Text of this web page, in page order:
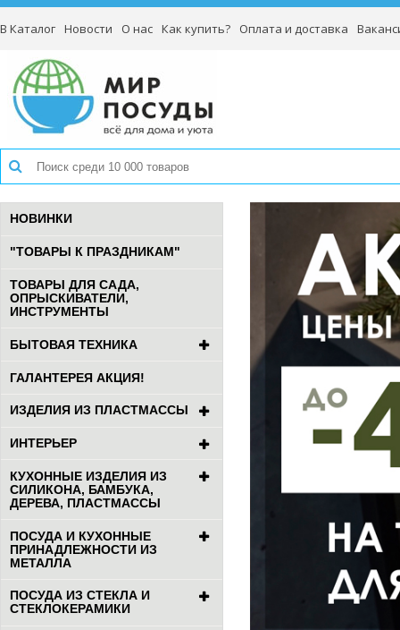
В Каталог Новости О нас Как купить? Оплата и доставка
НОВИНКИ
"ТОВАРЫ К ПРАЗДНИКАМ"
ТОВАРЫ ДЛЯ САДА,
ОПРЫСКИВАТЕЛИ,
ИНСТРУМЕНТЫ
БЫТОВАЯ ТЕХНИКА
ГАЛАНТЕРЕЯ АКЦИЯ!
ИЗДЕЛИЯ ИЗ ПЛАСТМАССЫ
ИНТЕРЬЕР
КУХОННЫЕ ИЗДЕЛИЯ ИЗ
СИЛИКОНА, БАМБУКА,
ДЕРЕВА, ПЛАСТМАССЫ
ПОСУДА И КУХОННЫЕ
ПРИНАДЛЕЖНОСТИ ИЗ
МЕТАЛЛА
ПОСУДА ИЗ СТЕКЛА И
СТЕКЛОКЕРАМИКИ